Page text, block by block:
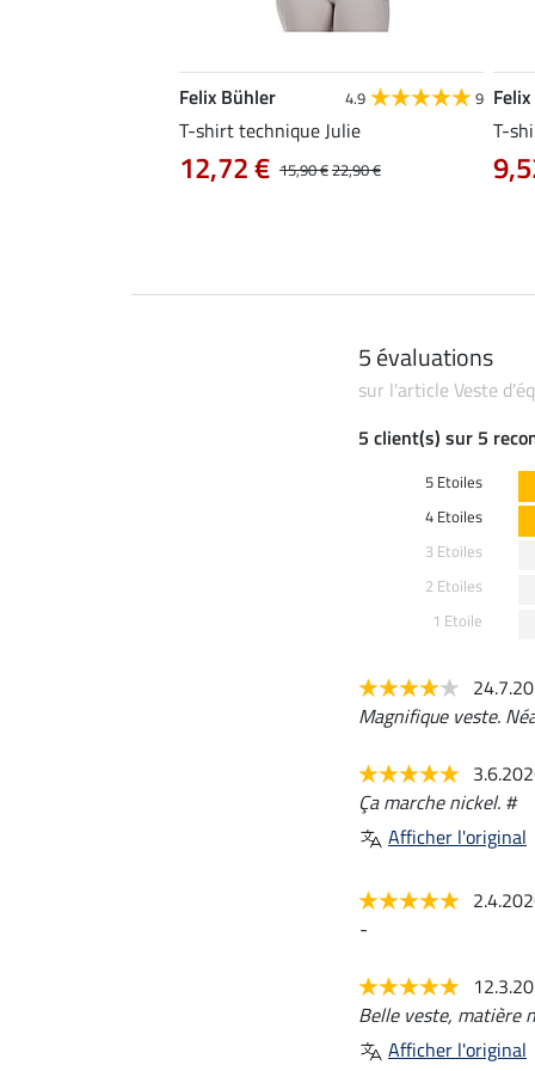
Felix Bühler 4.9 9
T-shirt technique Julie
15,90 €22,90 €
12,72 €
T-
5 évaluations
sur l'article Veste
5 client(s) sur 5
5 Etoiles
4 Etoiles
3 Etoiles
2 Etoiles
1 Etoile
Magnifique veste.
Ça marche nickel. #
Afficher l'original
-
Belle veste, matière
Afficher l'original